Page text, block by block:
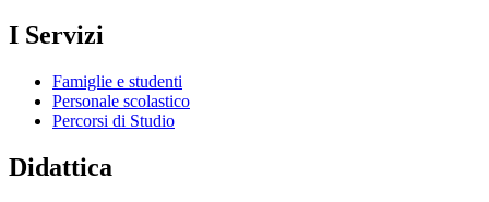
I Servizi
Famiglie e studenti
Personale scolastico
Percorsi di Studio
Didattica